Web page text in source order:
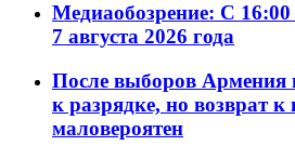
Медиаобозрение: С 16:00
7 августа 2026 года
После выборов Армения
к разрядке, но возврат
маловероятен